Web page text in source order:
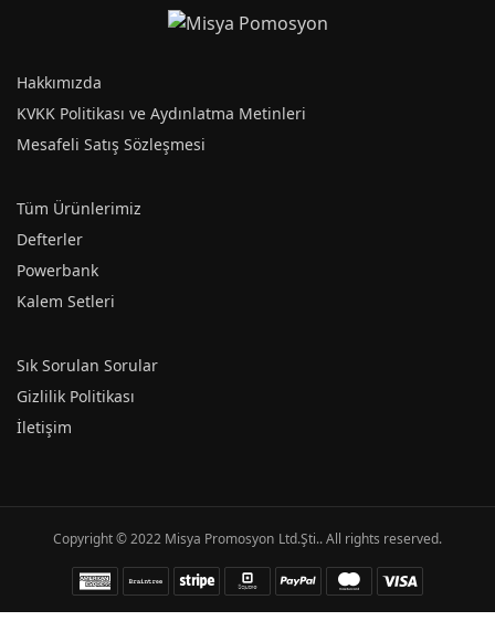
0555-830-S Tükenmez
Kalem
Hakkımızda
KVKK Politikası ve Aydınlatma Metinleri
Mesafeli Satış Sözleşmesi
Tüm Ürünlerimiz
Defterler
Powerbank
Kalem Setleri
Sık Sorulan Sorular
Gizlilik Politikası
İletişim
Copyright © 2022 Misya Promosyon Ltd.Şti.. All rights reserved.